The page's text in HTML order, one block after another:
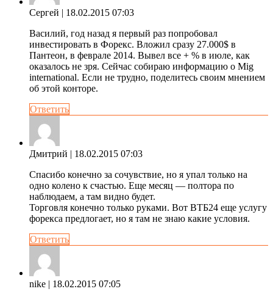
Сергей | 18.02.2015 07:03
Василий, год назад я первый раз попробовал
инвестировать в Форекс. Вложил сразу 27.000$ в
Пантеон, в феврале 2014. Вывел все + % в июле, как
оказалось не зря. Сейчас собираю информацию о Mig
international. Если не трудно, поделитесь своим мнением
об этой конторе.
Ответить
Дмитрий | 18.02.2015 07:03
Спасибо конечно за сочувствие, но я упал только на
одно колено к счастью. Еще месяц — полтора по
наблюдаем, а там видно будет.
Торговля конечно только руками. Вот ВТБ24 еще услугу
форекса предлогает, но я там не знаю какие условия.
Ответить
nike | 18.02.2015 07:05